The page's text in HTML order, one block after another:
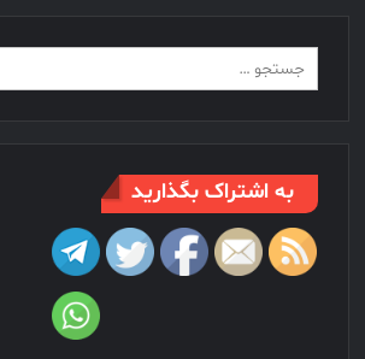
به اشتراک بگذارید